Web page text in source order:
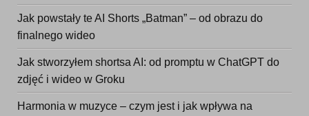
Jak powstały te AI Shorts „Batman” – od obrazu do
finalnego wideo
Jak stworzyłem shortsa AI: od promptu w ChatGPT do
zdjęć i wideo w Groku
Harmonia w muzyce – czym jest i jak wpływa na